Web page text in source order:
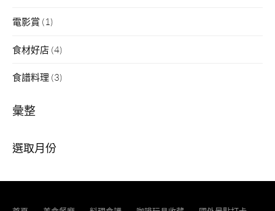
電影賞 (1)
食材好店 (4)
食譜料理 (3)
彙整
整